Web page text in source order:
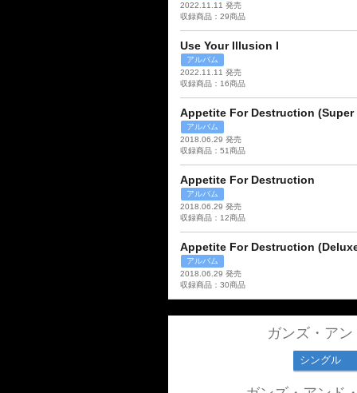
2022.11.11 発売
収録商品：29商品
Use Your Illusion I
アルバム
2022.11.11 発売
収録商品：16商品
Appetite For Destruction (Super
アルバム
2018.06.29 発売
収録商品：51商品
Appetite For Destruction
アルバム
2018.06.29 発売
収録商品：12商品
Appetite For Destruction
アルバム
2018.06.29 発売
収録商品：30商品
ガンズ・ア
シングル